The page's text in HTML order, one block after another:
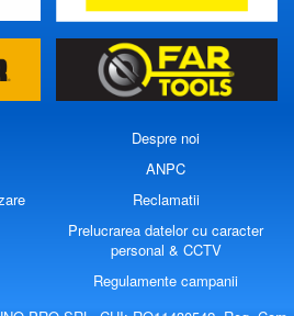
Despre noi
ANPC
Reclamatii
Prelucrarea datelor cu caracter
personal & CCTV
Regulamente campanii